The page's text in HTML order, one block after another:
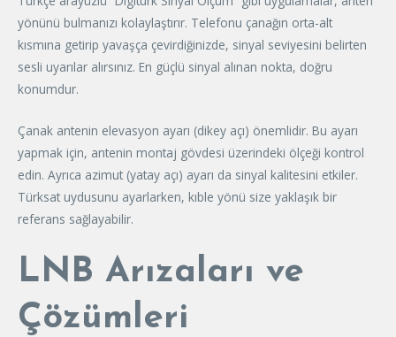
yönünü bulmanızı kolaylaştırır. Telefonu çanağın orta-alt
kısmına getirip yavaşça çevirdiğinizde, sinyal seviyesini belirten
sesli uyarılar alırsınız. En güçlü sinyal alınan nokta, doğru
konumdur.
Çanak antenin elevasyon ayarı (dikey açı) önemlidir. Bu ayarı
yapmak için, antenin montaj gövdesi üzerindeki ölçeği kontrol
edin. Ayrıca azimut (yatay açı) ayarı da sinyal kalitesini etkiler.
Türksat uydusunu ayarlarken, kıble yönü size yaklaşık bir
referans sağlayabilir.
LNB Arızaları ve
Çözümleri